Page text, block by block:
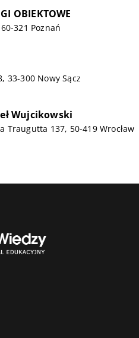
OBIEKTOWE
321 Poznań
33-300 Nowy Sącz
Wujcikowski
Traugutta 137, 50-419 Wrocław